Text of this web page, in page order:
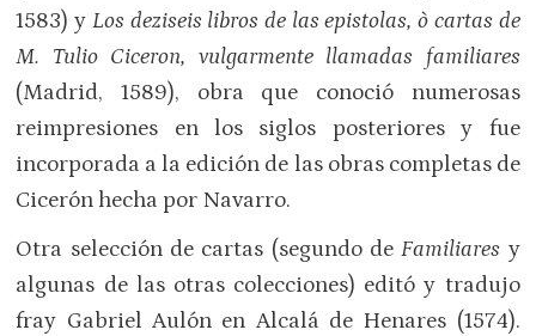
1583) y Los deziseis libros de las epistolas, ò cartas de
M. Tulio Ciceron, vulgarmente llamadas familiares
(Madrid, 1589), obra que conoció numerosas
reimpresiones en los siglos posteriores y fue
incorporada a la edición de las obras completas de
Cicerón hecha por Navarro.
Otra selección de cartas (segundo deFamiliares y
algunas de las otras colecciones) editó y tradujo
fray Gabriel Aulón en Alcalá de Henares (1574).